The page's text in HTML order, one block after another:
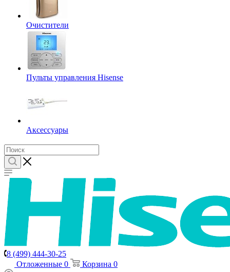
Очистители
Пульты управления Hisense
Аксессуары
8 (499) 444-30-25
Отложенные 0 Корзина 0